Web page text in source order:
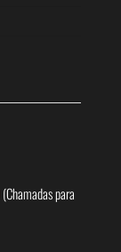
(Chamadas para